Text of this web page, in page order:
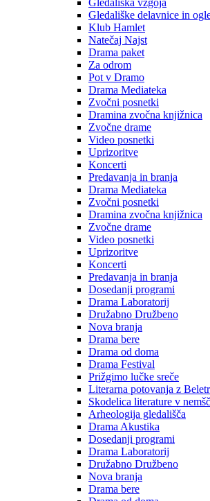
Gledališka vzgoja
Gledališke delavnice in
Klub Hamlet
Natečaj Najst
Drama paket
Za odrom
Pot v Dramo
Drama Mediateka
Zvočni posnetki
Dramina zvočna knjižnica
Zvočne drame
Video posnetki
Uprizoritve
Koncerti
Predavanja in branja
Drama Mediateka
Zvočni posnetki
Dramina zvočna knjižnica
Zvočne drame
Video posnetki
Uprizoritve
Koncerti
Predavanja in branja
Dosedanji programi
Drama Laboratorij
Družabno Družbeno
Nova branja
Drama bere
Drama od doma
Drama Festival
Prižgimo lučke sreče
Literarna potovanja z
Skodelica literature v
Arheologija gledališča
Drama Akustika
Dosedanji programi
Drama Laboratorij
Družabno Družbeno
Nova branja
Drama bere